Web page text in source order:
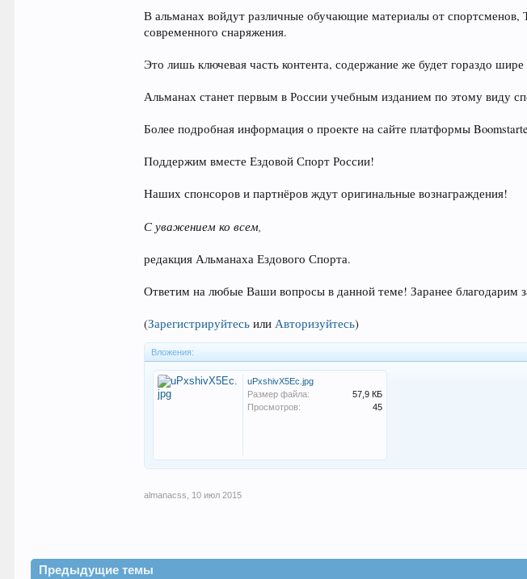
В альманах войдут различные обучающие материалы от спортсменов,
современного снаряжения.
Это лишь ключевая часть контента, содержание же будет гораздо шире
Альманах станет первым в России учебным изданием по этому виду
Более подробная информация о проекте на сайте платформы
Поддержим вместе Ездовой Спорт России!
Наших спонсоров и партнёров ждут оригинальные вознаграждения!
С уважением ко всем,
редакция Альманаха Ездового Спорта.
Ответим на любые Ваши вопросы в данной теме! Заранее благодарим
(Зарегистрируйтесь илиАвторизуйтесь)
Вложения:
uPxshivX5Ec.jpg
Размер файла:
57,9 КБ
Просмотров:
45
almanacss 10 июл 2015
Предыдущие темы